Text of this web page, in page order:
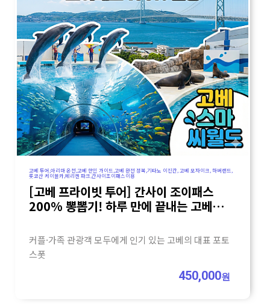
고베 투어,아리마 온천,고베 한인 가이드,고베 완전 정복,기타노 이진칸, 고베 모자이크, 하버랜드,
롯코산 케이블카,메리켄 파크,간사이조이패스이용
[고베 프라이빗 투어] 간사이 조이패스
200% 뽕뽑기! 하루 만에 끝내는 고베
커플·가족 관광객 모두에게 인기 있는 고베의 대표 포토
스폿
450,000원